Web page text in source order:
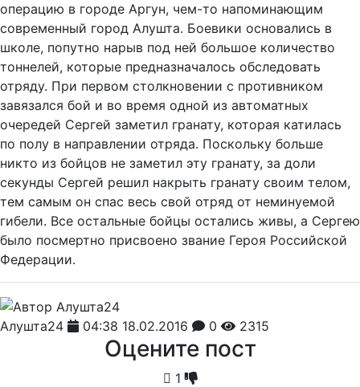
операцию в городе Аргун, чем-то напоминающим
современный город Алушта. Боевики основались в
школе, попутно нарыв под ней большое количество
тоннелей, которые предназначалось обследовать
отряду. При первом столкновении с противником
завязался бой и во время одной из автоматных
очередей Сергей заметил гранату, которая катилась
по полу в направлении отряда. Поскольку больше
никто из бойцов не заметил эту гранату, за доли
секунды Сергей решил накрыть гранату своим телом,
тем самым он спас весь свой отряд от неминуемой
гибели. Все остальные бойцы остались живы, а Сергею
было посмертно присвоено звание Героя Российской
Федерации.
Алушта24 04:38 18.02.2016 0 2315
Оцените пост
1